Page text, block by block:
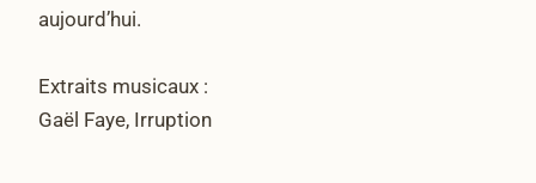
aujourd’hui.
Extraits musicaux :
Gaël Faye, Irruption